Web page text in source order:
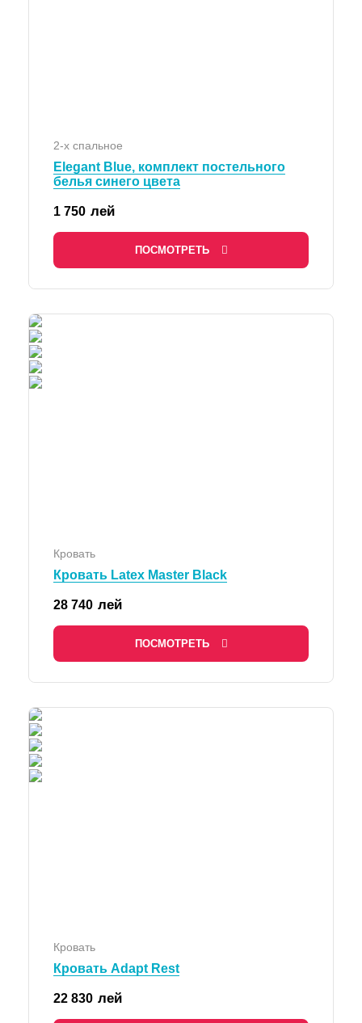
2-х спальное
Elegant Blue, комплект постельного
белья синего цвета
1 750 лей
ПОСМОТРЕТЬ
Кровать
Кровать Latex Master Black
28 740 лей
ПОСМОТРЕТЬ
Кровать
Кровать Adapt Rest
22 830 лей